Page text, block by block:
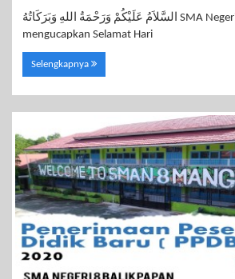
السَّلاَمُ عَلَيْكُمْ وَرَحْمَةُ اللهِ وَبَرَكَاتُهُ SMA Negeri 8 Balikpapan
mengucapkan Selamat Hari
Selengkapnya